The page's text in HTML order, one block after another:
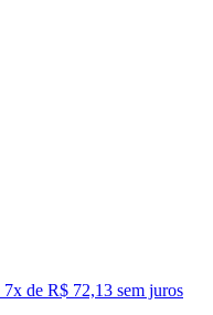
7x de R$ 72,13 sem juros